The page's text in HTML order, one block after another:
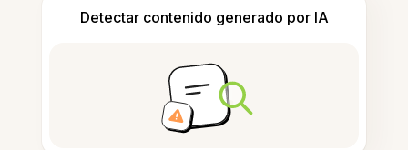
Detectar contenido generado por IA